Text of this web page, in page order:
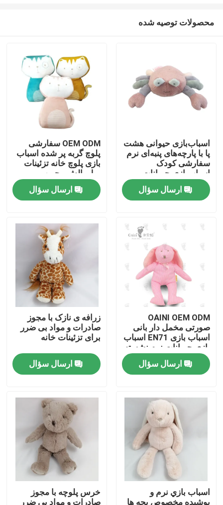
محصولات
فیلم های
تور کارخانه
کنترل کیفیت
با ما تماس بگیرید
درخواست نقل قول
اسباب بازی مخمل دار نرم
محصولات توصیه شده
اسباب‌بازی حیوانی هشت
پا با پارچه‌های پنبه‌ای نرم
سفارشی کودک
اسباب‌بازی حیوانات
خرچنگ مخمل‌دار چند
رنگ
ارسال سؤال
OEM ODM سفارشی
پلوچ گربه پر شده اسباب
بازی پلوچ خانه تزئینات
مبل بالش محبوب پر
شده سوپر نرم اسباب
بازی حیواناتارسال سؤال
OAINI OEM ODM
صورتی مخمل دار بانی
اسباب بازی EN71 اسباب
بازی حیوانات نرم نشسته
دوست داشتنی اسباب
بازی خرگوش نرم در
آغوش گرفتن
ارسال سؤال
زرافه ی نازک با مجوز
صادرات و مواد بی ضرر
برای تزئینات خانه
ارسال سؤال
اسباب بازي نرم و
پوشيده مخصوص بچه ها
خرس پلوچه با مجوز
صادرات و مواد بی ضرر